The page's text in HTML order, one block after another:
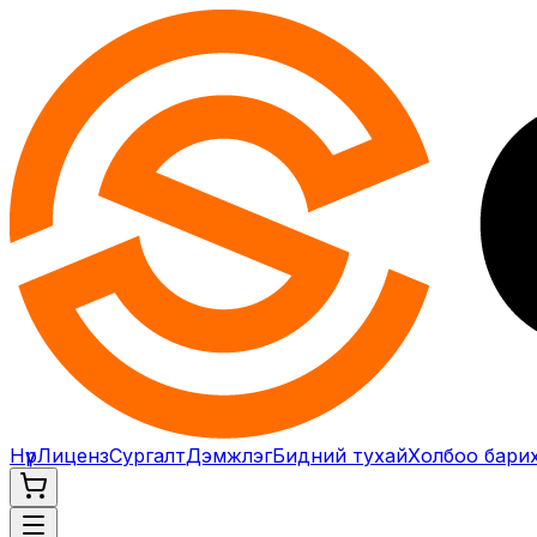
НүүрЛицензСургалтДэмжлэгБидний тухайХолбоо